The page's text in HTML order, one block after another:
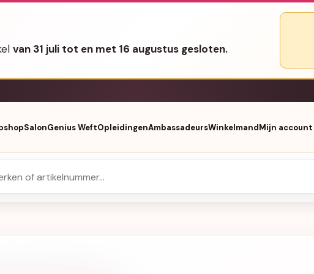
van 31 juli tot en met 16 augustus gesloten.
SalonGenius WeftOpleidingenAmbassadeursWinkelmandMijn account